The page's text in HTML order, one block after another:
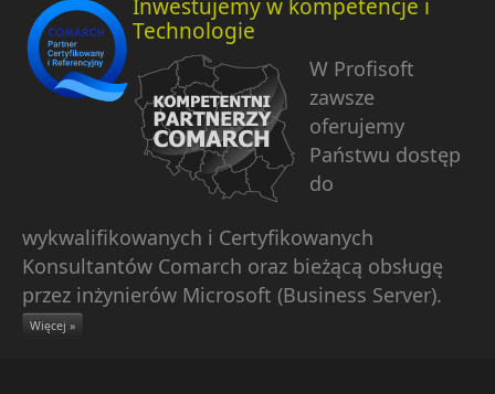
Inwestujemy w kompetencje i
Technologie
W Profisoft
zawsze
oferujemy
Państwu dostęp
do
wykwalifikowanych i Certyfikowanych
Konsultantów Comarch oraz bieżącą obsługę
przez inżynierów Microsoft (Business Server).
Więcej »